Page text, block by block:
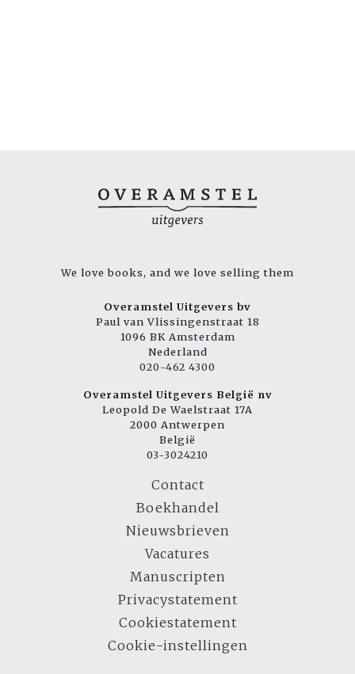
We love books, and we love selling them
Overamstel Uitgevers bv
Paul van Vlissingenstraat 18
1096 BK Amsterdam
Nederland
020-462 4300
Overamstel Uitgevers België nv
Leopold De Waelstraat 17A
2000 Antwerpen
België
03-3024210
Contact
Boekhandel
Nieuwsbrieven
Vacatures
Manuscripten
Privacystatement
Cookiestatement
Cookie-instellingen